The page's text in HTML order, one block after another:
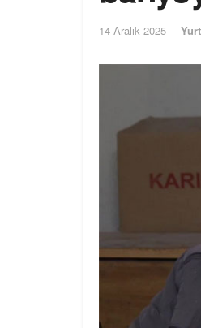
14 Aralık 2025 - Yurt